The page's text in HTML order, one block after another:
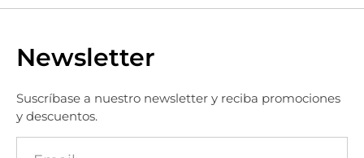
Newsletter
Suscríbase a nuestro newsletter y reciba promociones
y descuentos.